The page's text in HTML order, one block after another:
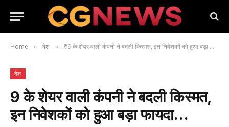
Home » देश » ₹9 के शेयर वाली कंपनी ने बदली किस्मत, इन निवेशकों को हुआ बड़ा फायदा…
देश
₹9 के शेयर वाली कंपनी ने बदली किस्मत,
इन निवेशकों को हुआ बड़ा फायदा…